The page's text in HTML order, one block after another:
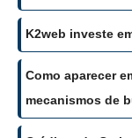
K2web investe
Como aparecer
mecanismos de